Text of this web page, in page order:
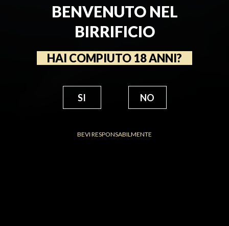
BENVENUTO NEL
BIRRIFICIO
HAI COMPIUTO 18 ANNI?
SI NO
BEVI RESPONSABILMENTE